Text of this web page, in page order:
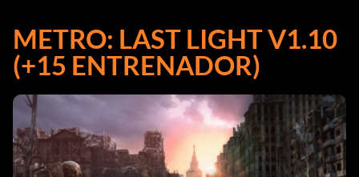
METRO: LAST LIGHT V1.10
(+15 ENTRENADOR)